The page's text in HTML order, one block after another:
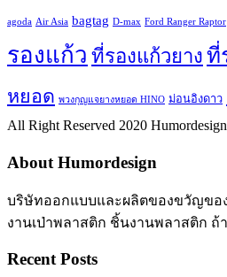
agoda Air Asia bagtag D-max Ford Ranger Raptor
รองแก้ว ที่รองแก้วยาง ที่
หยอด พวงกุญแจยางหยอด HINO ม่อนอิงดาว
All Right Reserved 2020
About Humordesign
บริษัทออกแบบและผลิตของขวัญขอ
งานเป่าพลาสติก ชิ้นงานพลาสติก ถ้า
Recent Posts